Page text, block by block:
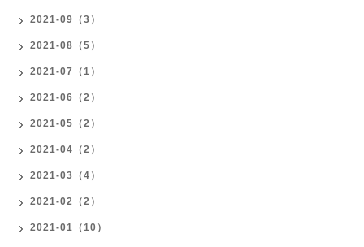
2021-09（3）
2021-08（5）
2021-07（1）
2021-06（2）
2021-05（2）
2021-04（2）
2021-03（4）
2021-02（2）
2021-01（10）